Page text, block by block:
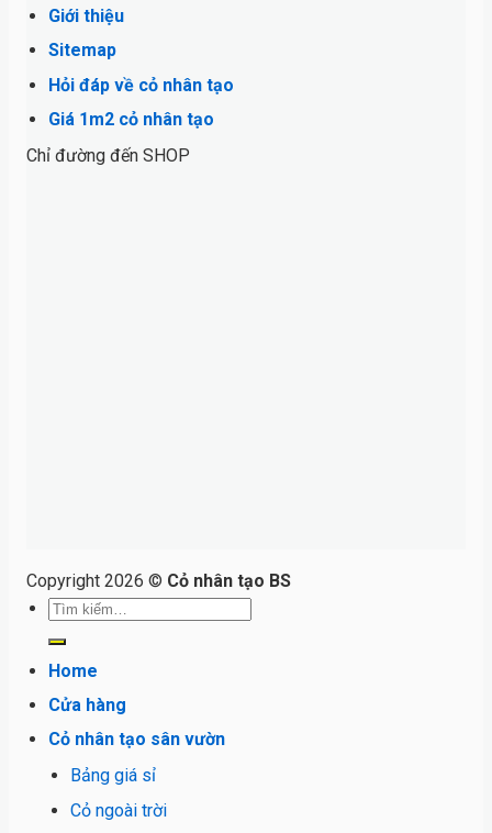
Giới thiệu
Sitemap
Hỏi đáp về cỏ nhân tạo
Giá 1m2 cỏ nhân tạo
Chỉ đường đến SHOP
Copyright 2026 © Cỏ nhân tạo BS
Tìm
kiếm:
Home
Cửa hàng
Cỏ nhân tạo sân vườn
Bảng giá sỉ
Cỏ ngoài trời